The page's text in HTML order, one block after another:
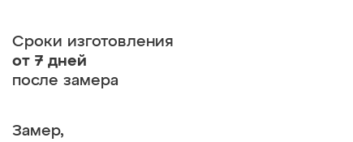
Сроки изготовления
от 7 дней
после замера
Замер,